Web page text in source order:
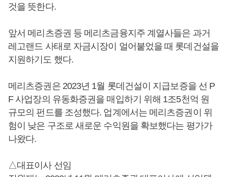
것을 뜻한다.
앞서 메리츠증권 등 메리츠금융지주 계열사들은 과거
레고랜드 사태로 자금시장이 얼어붙었을 때 롯데건설을
지원하기도 했다.
메리츠증권은 2023년 1월 롯데건설이 지급보증을 선 P
F 사업장의 유동화증권을 매입하기 위해 1조5천억 원
규모의 펀드를 조성했다. 업계에서는 메리츠증권이 위
험이 낮은 구조로 새로운 수익원을 확보했다는 평가가
나왔다.
△대표이사 선임